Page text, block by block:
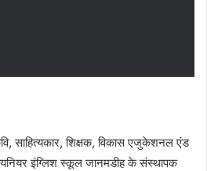
साहित्यकार, शिक्षक, विकास एजुकेशनल एंड
इंग्लिश स्कूल जानमडीह के संस्थापक